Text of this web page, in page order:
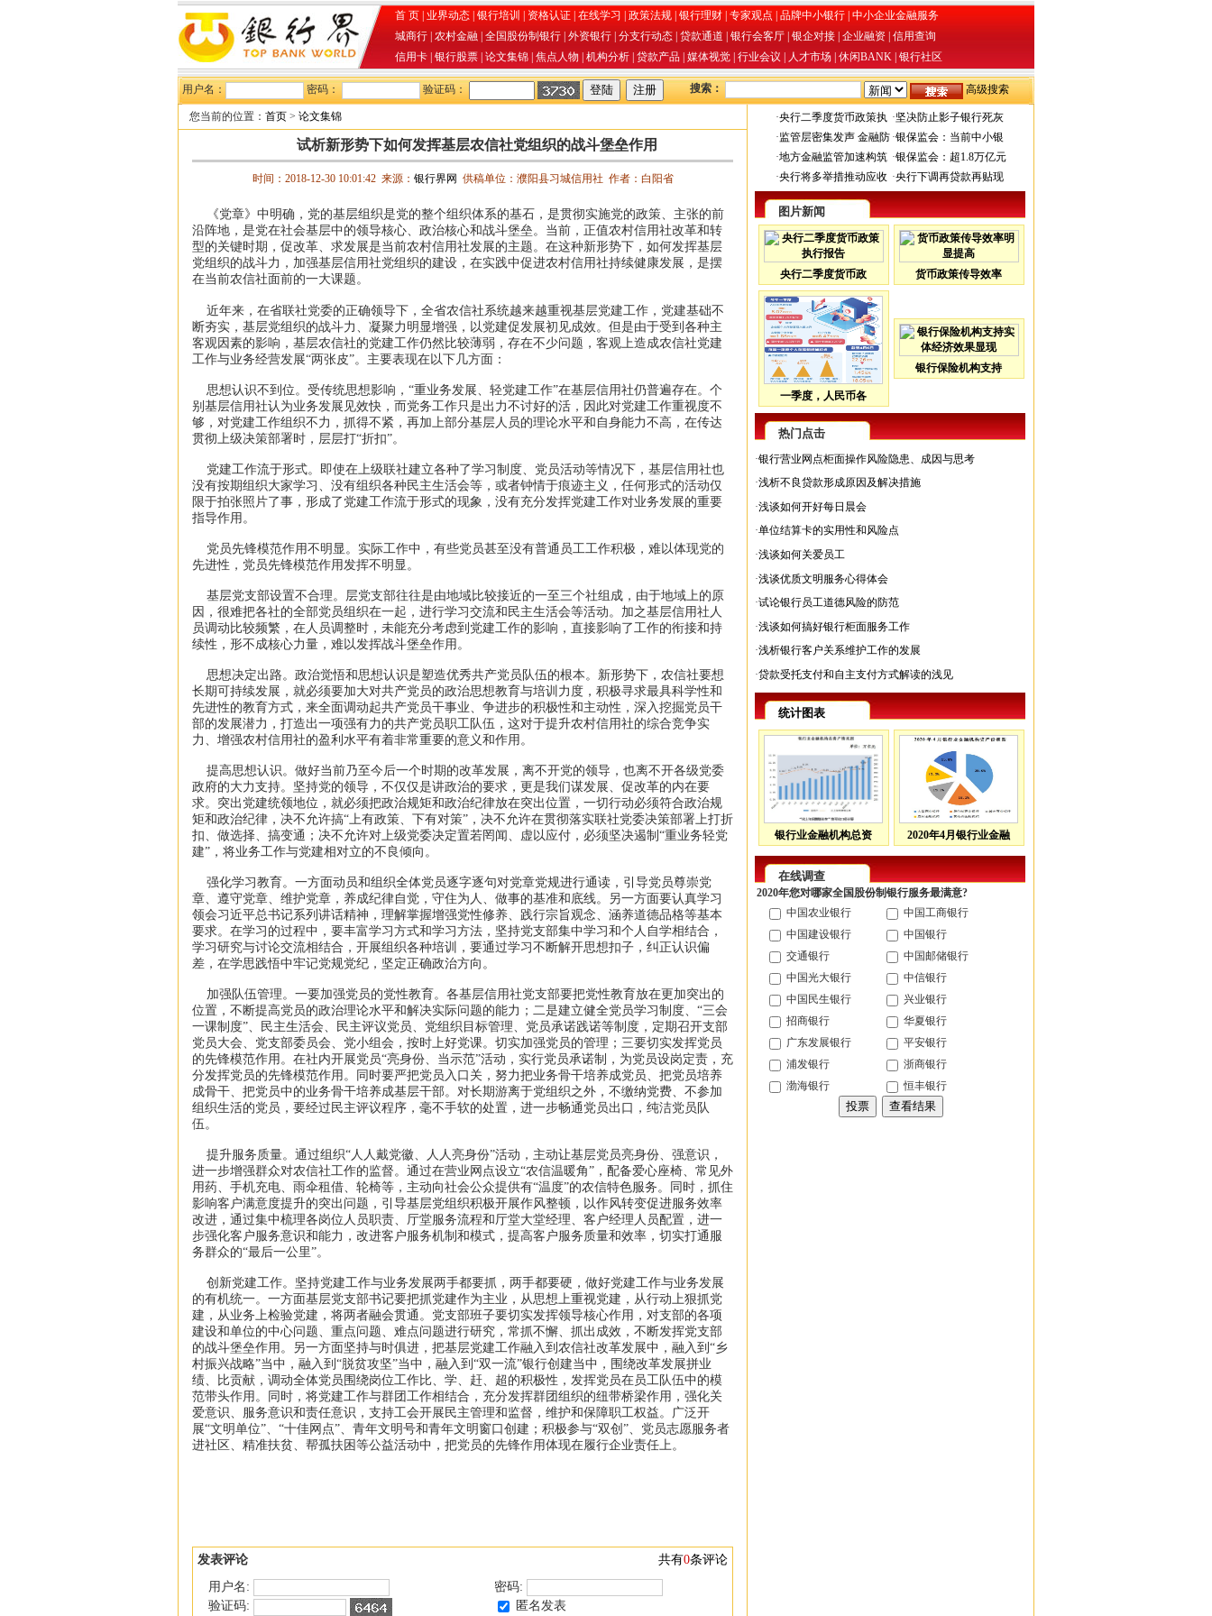
首 页 业界动态 银行培训 资格认证 在线学习 政策法规 银行理财 专家观点 品牌中小银行 中小企业金融服务
城商行 农村金融 全国股份制银行 外资银行 分支行动态 贷款通道 银行会客厅 银企对接 企业融资 信用查询
信用卡 银行股票 论文集锦 焦点人物 机构分析 贷款产品 媒体视觉 行业会议 人才市场 休闲BANK 银行社区
用户名： 密码： 验证码： 搜索： 高级搜索
您当前的位置： 首页 > 论文集锦
试析新形势下如何发挥基层农信社党组织的战斗堡垒作用
时间：2018-12-30 10:01:42 来源： 银行界网 供稿单位：濮阳县习城信用社 作者：白阳省
《党章》中明确，党的基层组织是党的整个组织体系的基石，是贯彻实施党的政策、主张的前
沿阵地，是党在社会基层中的领导核心、政治核心和战斗堡垒。当前，正值农村信用社改革和转
型的关键时期，促改革、求发展是当前农村信用社发展的主题。在这种新形势下，如何发挥基层
党组织的战斗力，加强基层信用社党组织的建设，在实践中促进农村信用社持续健康发展，是摆
在当前农信社面前的一大课题。
近年来，在省联社党委的正确领导下，全省农信社系统越来越重视基层党建工作，党建基础不
断夯实，基层党组织的战斗力、凝聚力明显增强，以党建促发展初见成效。但是由于受到各种主
客观因素的影响，基层农信社的党建工作仍然比较薄弱，存在不少问题，客观上造成农信社党建
工作与业务经营发展“两张皮”。主要表现在以下几方面：
思想认识不到位。受传统思想影响，“重业务发展、轻党建工作”在基层信用社仍普遍存在。个
别基层信用社认为业务发展见效快，而党务工作只是出力不讨好的活，因此对党建工作重视度不
够，对党建工作组织不力，抓得不紧，再加上部分基层人员的理论水平和自身能力不高，在传达
贯彻上级决策部署时，层层打“折扣”。
党建工作流于形式。即使在上级联社建立各种了学习制度、党员活动等情况下，基层信用社也
没有按期组织大家学习、没有组织各种民主生活会等，或者钟情于痕迹主义，任何形式的活动仅
限于拍张照片了事，形成了党建工作流于形式的现象，没有充分发挥党建工作对业务发展的重要
指导作用。
党员先锋模范作用不明显。实际工作中，有些党员甚至没有普通员工工作积极，难以体现党的
先进性，党员先锋模范作用发挥不明显。
基层党支部设置不合理。层党支部往往是由地域比较接近的一至三个社组成，由于地域上的原
因，很难把各社的全部党员组织在一起，进行学习交流和民主生活会等活动。加之基层信用社人
员调动比较频繁，在人员调整时，未能充分考虑到党建工作的影响，直接影响了工作的衔接和持
续性，形不成核心力量，难以发挥战斗堡垒作用。
思想决定出路。政治觉悟和思想认识是塑造优秀共产党员队伍的根本。新形势下，农信社要想
长期可持续发展，就必须要加大对共产党员的政治思想教育与培训力度，积极寻求最具科学性和
先进性的教育方式，来全面调动起共产党员干事业、争进步的积极性和主动性，深入挖掘党员干
部的发展潜力，打造出一项强有力的共产党员职工队伍，这对于提升农村信用社的综合竞争实
力、增强农村信用社的盈利水平有着非常重要的意义和作用。
提高思想认识。做好当前乃至今后一个时期的改革发展，离不开党的领导，也离不开各级党委
政府的大力支持。坚持党的领导，不仅仅是讲政治的要求，更是我们谋发展、促改革的内在要
求。突出党建统领地位，就必须把政治规矩和政治纪律放在突出位置，一切行动必须符合政治规
矩和政治纪律，决不允许搞“上有政策、下有对策”，决不允许在贯彻落实联社党委决策部署上打折
扣、做选择、搞变通；决不允许对上级党委决定置若罔闻、虚以应付，必须坚决遏制“重业务轻党
建”，将业务工作与党建相对立的不良倾向。
强化学习教育。一方面动员和组织全体党员逐字逐句对党章党规进行通读，引导党员尊崇党
章、遵守党章、维护党章，养成纪律自觉，守住为人、做事的基准和底线。另一方面要认真学习
领会习近平总书记系列讲话精神，理解掌握增强党性修养、践行宗旨观念、涵养道德品格等基本
要求。在学习的过程中，要丰富学习方式和学习方法，坚持党支部集中学习和个人自学相结合，
学习研究与讨论交流相结合，开展组织各种培训，要通过学习不断解开思想扣子，纠正认识偏
差，在学思践悟中牢记党规党纪，坚定正确政治方向。
加强队伍管理。一要加强党员的党性教育。各基层信用社党支部要把党性教育放在更加突出的
位置，不断提高党员的政治理论水平和解决实际问题的能力；二是建立健全党员学习制度、“三会
一课制度”、民主生活会、民主评议党员、党组织目标管理、党员承诺践诺等制度，定期召开支部
党员大会、党支部委员会、党小组会，按时上好党课。切实加强党员的管理；三要切实发挥党员
的先锋模范作用。在社内开展党员“亮身份、当示范”活动，实行党员承诺制，为党员设岗定责，充
分发挥党员的先锋模范作用。同时要严把党员入口关，努力把业务骨干培养成党员、把党员培养
成骨干、把党员中的业务骨干培养成基层干部。对长期游离于党组织之外，不缴纳党费、不参加
组织生活的党员，要经过民主评议程序，毫不手软的处置，进一步畅通党员出口，纯洁党员队
伍。
提升服务质量。通过组织“人人戴党徽、人人亮身份”活动，主动让基层党员亮身份、强意识，
进一步增强群众对农信社工作的监督。通过在营业网点设立“农信温暖角”，配备爱心座椅、常见外
用药、手机充电、雨伞租借、轮椅等，主动向社会公众提供有“温度”的农信特色服务。同时，抓住
影响客户满意度提升的突出问题，引导基层党组织积极开展作风整顿，以作风转变促进服务效率
改进，通过集中梳理各岗位人员职责、厅堂服务流程和厅堂大堂经理、客户经理人员配置，进一
步强化客户服务意识和能力，改进客户服务机制和模式，提高客户服务质量和效率，切实打通服
务群众的“最后一公里”。
创新党建工作。坚持党建工作与业务发展两手都要抓，两手都要硬，做好党建工作与业务发展
的有机统一。一方面基层党支部书记要把抓党建作为主业，从思想上重视党建，从行动上狠抓党
建，从业务上检验党建，将两者融会贯通。党支部班子要切实发挥领导核心作用，对支部的各项
建设和单位的中心问题、重点问题、难点问题进行研究，常抓不懈、抓出成效，不断发挥党支部
的战斗堡垒作用。另一方面坚持与时俱进，把基层党建工作融入到农信社改革发展中，融入到“乡
村振兴战略”当中，融入到“脱贫攻坚”当中，融入到“双一流”银行创建当中，围绕改革发展拼业
绩、比贡献，调动全体党员围绕岗位工作比、学、赶、超的积极性，发挥党员在员工队伍中的模
范带头作用。同时，将党建工作与群团工作相结合，充分发挥群团组织的纽带桥梁作用，强化关
爱意识、服务意识和责任意识，支持工会开展民主管理和监督，维护和保障职工权益。广泛开
展“文明单位”、“十佳网点”、青年文明号和青年文明窗口创建；积极参与“双创”、党员志愿服务者
进社区、精准扶贫、帮孤扶困等公益活动中，把党员的先锋作用体现在履行企业责任上。
发表评论 共有0条评论
用户名:
密码:
验证码:
匿名发表
·央行二季度货币政策执 ·坚决防止影子银行死灰
·监管层密集发声 金融防 ·银保监会：当前中小银
·地方金融监管加速构筑 ·银保监会：超1.8万亿元
·央行将多举措推动应收 ·央行下调再贷款再贴现
图片新闻
央行二季度货币政 货币政策传导效率
一季度，人民币各
银行保险机构支持
热门点击
·银行营业网点柜面操作风险隐患、成因与思考
·浅析不良贷款形成原因及解决措施
·浅谈如何开好每日晨会
·单位结算卡的实用性和风险点
·浅谈如何关爱员工
·浅谈优质文明服务心得体会
·试论银行员工道德风险的防范
·浅谈如何搞好银行柜面服务工作
·浅析银行客户关系维护工作的发展
·贷款受托支付和自主支付方式解读的浅见
统计图表
银行业金融机构总资 2020年4月银行业金融
在线调查
2020年您对哪家全国股份制银行服务最满意?
中国农业银行
中国工商银行
中国建设银行
中国银行
交通银行
中国邮储银行
中国光大银行
中信银行
中国民生银行
兴业银行
招商银行
华夏银行
广东发展银行
平安银行
浦发银行
浙商银行
渤海银行
恒丰银行